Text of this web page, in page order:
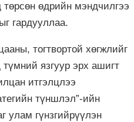
өдрийн мэндчилгээ
гардууллаа.
тогтвортой хөгжлийг
язгуур эрх ашигт
итгэлцлээ
түншлэл”-ийн
улам гүнзгийрүүлэн